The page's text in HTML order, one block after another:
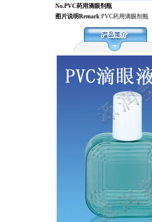
No.PVC药用滴眼剂瓶
图片说明Remark:PVC药用滴眼剂瓶